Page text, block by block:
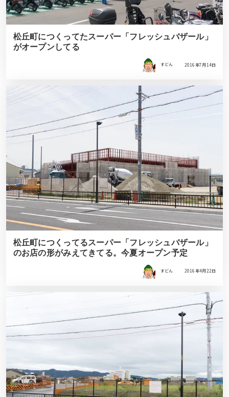
松丘町につくってたスーパー「フレッシュバザール」
がオープンしてる
すどん 2016年7月14日
松丘町につくってるスーパー「フレッシュバザール」
のお店の形がみえてきてる。今夏オープン予定
すどん 2016年4月22日